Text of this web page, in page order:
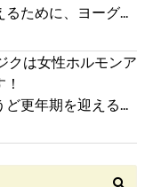
ために、ヨーグ...
クは女性ホルモンア
更年期を迎える...